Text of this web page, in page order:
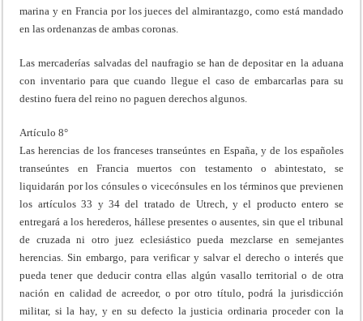
marina y en Francia por los jueces del almirantazgo, como está mandado
en las ordenanzas de ambas coronas.
Las mercaderías salvadas del naufragio se han de depositar en la aduana
con inventario para que cuando llegue el caso de embarcarlas para su
destino fuera del reino no paguen derechos algunos.
Artículo 8°
Las herencias de los franceses transeúntes en España, y de los españoles
transeúntes en Francia muertos con testamento o abintestato, se
liquidarán por los cónsules o vicecónsules en los términos que previenen
los artículos 33 y 34 del tratado de Utrech, y el producto entero se
entregará a los herederos, hállese presentes o ausentes, sin que el tribunal
de cruzada ni otro juez eclesiástico pueda mezclarse en semejantes
herencias. Sin embargo, para verificar y salvar el derecho o interés que
pueda tener que deducir contra ellas algún vasallo territorial o de otra
nación en calidad de acreedor, o por otro título, podrá la jurisdicción
militar, si la hay, y en su defecto la justicia ordinaria proceder con la